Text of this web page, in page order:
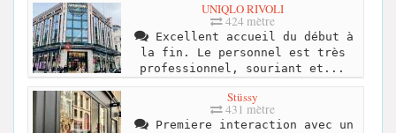
UNIQLO RIVOLI
424 mètre
Excellent accueil du début à
la fin. Le personnel est très
professionnel, souriant et...
Stüssy
431 mètre
Premiere interaction avec un